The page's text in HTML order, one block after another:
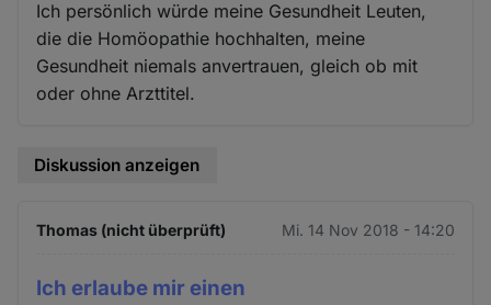
Ich persönlich würde meine Gesundheit Leuten,
die die Homöopathie hochhalten, meine
Gesundheit niemals anvertrauen, gleich ob mit
oder ohne Arzttitel.
Diskussion anzeigen
Thomas (nicht überprüft) Mi. 14 Nov 2018 - 14:20
Ich erlaube mir einen